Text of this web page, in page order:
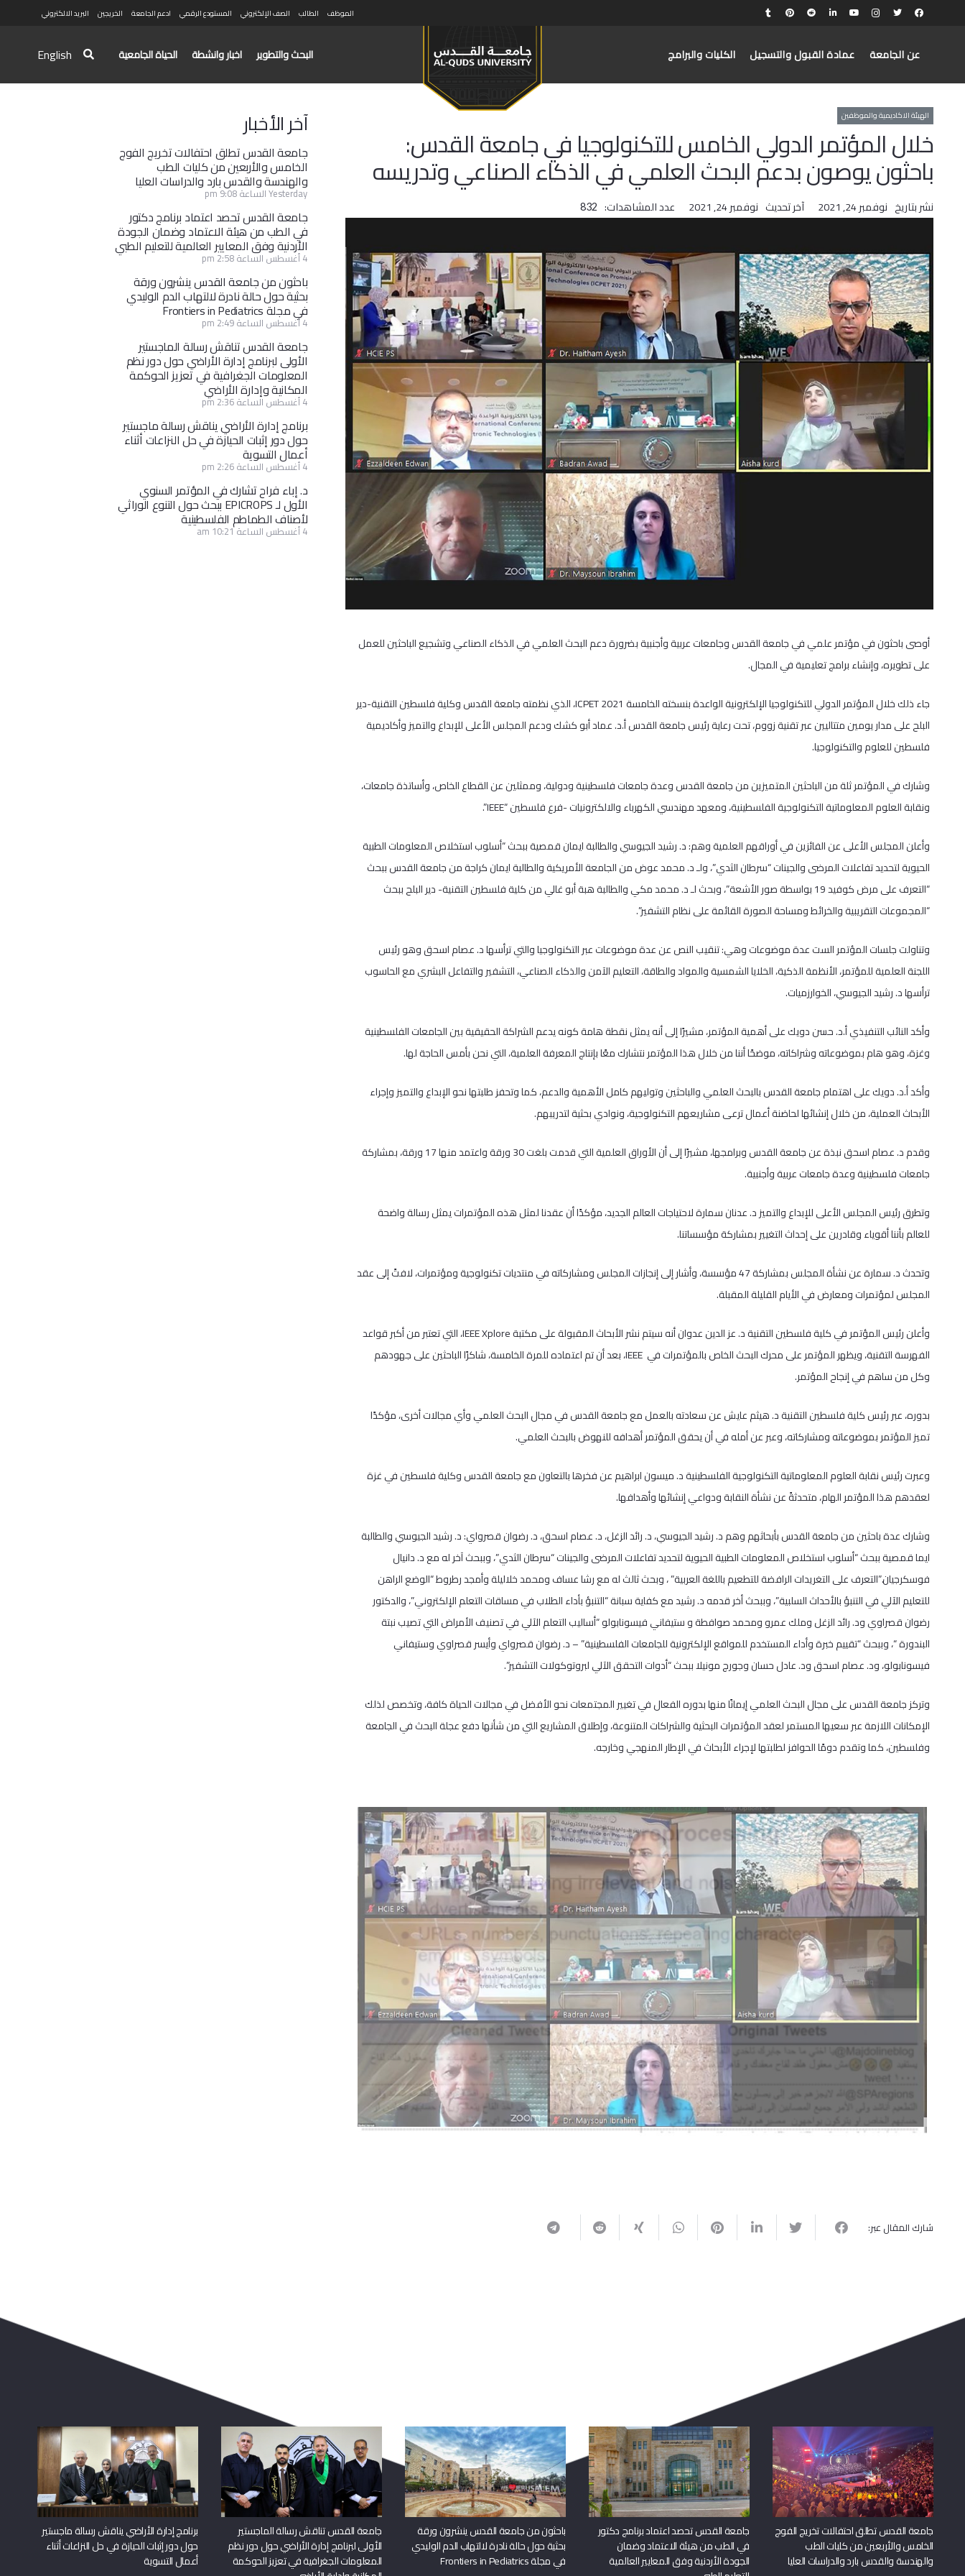
الموظف الطالب الصف الإلكتروني المستودع الرقمي ادعم الجامعة الخريجين البريد الالكتروني
عن الجامعة عمادة القبول والتسجيل الكليات والبرامج البحث والتطوير اخبار وانشطة الحياة الجامعية English
الهيئة الاكاديمية والموظفين
خلال المؤتمر الدولي الخامس للتكنولوجيا في جامعة القدس:
باحثون يوصون بدعم البحث العلمي في الذكاء الصناعي وتدريسه
نشر بتاريخ نوفمبر 24, 2021 آخر تحديث نوفمبر 24, 2021 عدد المشاهدات: 832
أوصى باحثون في مؤتمر علمي في جامعة القدس وجامعات عربية وأجنبية بضرورة دعم البحث العلمي في الذكاء الصناعي وتشجيع الباحثين للعمل
على تطويره، وإنشاء برامج تعليمية في المجال.
جاء ذلك خلال المؤتمر الدولي للتكنولوجيا الإلكترونية الواعدة بنسخته الخامسة ICPET 2021، الذي نظمته جامعة القدس وكلية فلسطين التقنية-دير
البلح على مدار يومين متتاليين عبر تقنية زووم، تحت رعاية رئيس جامعة القدس أ.د. عماد أبو كشك ودعم المجلس الأعلى للإبداع والتميز وأكاديمية
فلسطين للعلوم والتكنولوجيا.
وشارك في المؤتمر ثلة من الباحثين المتميزين من جامعة القدس وعدة جامعات فلسطينية ودولية، وممثلين عن القطاع الخاص، وأساتذة جامعات،
ونقابة العلوم المعلوماتية التكنولوجية الفلسطينية، ومعهد مهندسي الكهرباء والالكترونيات -فرع فلسطين “IEEE”.
وأعلن المجلس الأعلى عن الفائزين في أوراقهم العلمية وهم: د. رشيد الجيوسي والطالبة ايمان قمصية ببحث “أسلوب استخلاص المعلومات الطبية
الحيوية لتحديد تفاعلات المرضى والجينات “سرطان الثدي”، ولـ د. محمد عوض من الجامعة الأمريكية والطالبة ايمان كراجة من جامعة القدس ببحث
“التعرف على مرض كوفيد 19 بواسطة صور الأشعة”، وبحث لـ د. محمد مكي والطالبة هبة أبو غالي من كلية فلسطين التقنية- دير البلح ببحث
“المجموعات التقريبية والخرائط ومساحة الصورة القائمة على نظام التشفير”.
وتناولت جلسات المؤتمر الست عدة موضوعات وهي: تنقيب النص عن عدة موضوعات عبر التكنولوجيا والتي ترأسها د. عصام اسحق وهو رئيس
اللجنة العلمية للمؤتمر، الأنظمة الذكية، الخلايا الشمسية والمواد والطاقة، التعليم الآمن والذكاء الصناعي، التشفير والتفاعل البشري مع الحاسوب
ترأسها د. رشيد الجيوسي، الخوارزميات.
وأكد النائب التنفيذي أ.د. حسن دويك على أهمية المؤتمر، مشيرًا إلى أنه يمثل نقطة هامة كونه يدعم الشراكة الحقيقية بين الجامعات الفلسطينية
وغزة، وهو هام بموضوعاته وشراكاته، موضحًا أننا من خلال هذا المؤتمر نتشارك معًا بإنتاج المعرفة العلمية، التي نحن بأمس الحاجة لها.
وأكد أ.د. دويك على اهتمام جامعة القدس بالبحث العلمي والباحثين وتوليهم كامل الأهمية والدعم، كما وتحفز طلبتها نحو الإبداع والتميز وإجراء
الأبحاث العملية، من خلال إنشائها لحاضنة أعمال ترعى مشاريعهم التكنولوجية، ونوادي بحثية لتدريبهم.
وقدم د. عصام اسحق نبذة عن جامعة القدس وبرامجها، مشيرًا إلى أن الأوراق العلمية التي قدمت بلغت 30 ورقة واعتمد منها 17 ورقة، بمشاركة
جامعات فلسطينية وعدة جامعات عربية وأجنبية.
وتطرق رئيس المجلس الأعلى للإبداع والتميز د. عدنان سمارة لاحتياجات العالم الجديد، مؤكدًا أن عقدنا لمثل هذه المؤتمرات يمثل رسالة واضحة
للعالم بأننا أقوياء وقادرين على إحداث التغيير بمشاركة مؤسساتنا.
وتحدث د. سمارة عن نشأة المجلس بمشاركة 47 مؤسسة، وأشار إلى إنجازات المجلس ومشاركاته في منتديات تكنولوجية ومؤتمرات، لافتً إلى عقد
المجلس لمؤتمرات ومعارض في الأيام القليلة المقبلة.
وأعلن رئيس المؤتمر في كلية فلسطين التقنية د. عز الدين عدوان أنه سيتم نشر الأبحاث المقبولة على مكتبة IEEE Xplore، التي تعتبر من أكبر قواعد
الفهرسة التقنية، ويظهر المؤتمر على محرك البحث الخاص بالمؤتمرات في IEEE، بعد أن تم اعتماده للمرة الخامسة، شاكرًا الباحثين على جهودهم
وكل من ساهم في إنجاح المؤتمر.
بدوره، عبر رئيس كلية فلسطين التقنية د. هيثم عايش عن سعادته بالعمل مع جامعة القدس في مجال البحث العلمي وأي مجالات أخرى، مؤكدًا
تميز المؤتمر بموضوعاته ومشاركاته، وعبر عن أمله في أن يحقق المؤتمر أهدافه للنهوض بالبحث العلمي.
وعبرت رئيس نقابة العلوم المعلوماتية التكنولوجية الفلسطينية د. ميسون ابراهيم عن فخرها بالتعاون مع جامعة القدس وكلية فلسطين في غزة
لعقدهم هذا المؤتمر الهام، متحدثةً عن نشأة النقابة ودواعي إنشائها وأهدافها.
وشارك عدة باحثين من جامعة القدس بأبحاثهم وهم د. رشيد الجيوسي، د. رائد الزغل، د. عصام اسحق، د. رضوان قصرواي: د. رشيد الجيوسي والطالبة
ايما قمصية ببحث “أسلوب استخلاص المعلومات الطبية الحيوية لتحديد تفاعلات المرضى والجينات “سرطان الثدي”، وببحث آخر له مع د. دانيال
فوسكرجيان.”التعرف على التغريدات الرافضة للتطعيم باللغة العربية” ، وبحث ثالث له مع رشا عساف ومحمد خلاليلة وأمجد رطروط “الوضع الراهن
للتعليم الآلي في التنبؤ بالأحداث السلبية”، وببحث أخر قدمه د. رشيد مع كفاية سبانة “التنبؤ بأداء الطلاب في مساقات التعلم الإلكتروني”، والدكتور
رضوان قصراوي ود. رائد الزغل وملك عمرو ومحمد صوافطة و ستيفاني فيسونابولو “أساليب التعلم الآلي في تصنيف الأمراض التي تصيب نبتة
البندورة “، وببحث “تقييم خبرة وأداء المستخدم للمواقع الإلكترونية للجامعات الفلسطينية” – د. رضوان قصرواي وأيسر قصراوي وستيفاني
فيسونابولو، ود. عصام اسحق ود. عادل حسان وجورج مونيلا ببحث “أدوات التحقق الآلي لبروتوكولات التشفير”.
وتركز جامعة القدس على مجال البحث العلمي إيمانًا منها بدوره الفعال في تغيير المجتمعات نحو الأفضل في مجالات الحياة كافة، وتخصص لذلك
الإمكانات اللازمة عبر سعيها المستمر لعقد المؤتمرات البحثية والشراكات المتنوعة، وإطلاق المشاريع التي من شأنها دفع عجلة البحث في الجامعة
وفلسطين، كما وتقدم دومًا الحوافز لطلبتها لإجراء الأبحاث في الإطار المنهجي وخارجه.
شارك المقال عبر:
آخر الأخبار
جامعة القدس تطلق احتفالات تخريج الفوج
الخامس والأربعين من كليات الطب
والهندسة والقدس بارد والدراسات العليا
Yesterday الساعة 9:08 pm
جامعة القدس تحصد اعتماد برنامج دكتور
في الطب من هيئة الاعتماد وضمان الجودة
الأردنية وفق المعايير العالمية للتعليم الطبي
4 أغسطس الساعة 2:58 pm
باحثون من جامعة القدس ينشرون ورقة
بحثية حول حالة نادرة لالتهاب الدم الوليدي
في مجلة Frontiers in Pediatrics
4 أغسطس الساعة 2:49 pm
جامعة القدس تناقش رسالة الماجستير
الأولى لبرنامج إدارة الأراضي حول دور نظم
المعلومات الجغرافية في تعزيز الحوكمة
المكانية وإدارة الأراضي
4 أغسطس الساعة 2:36 pm
برنامج إدارة الأراضي يناقش رسالة ماجستير
حول دور إثبات الحيازة في حل النزاعات أثناء
أعمال التسوية
4 أغسطس الساعة 2:26 pm
د. إباء فراح تشارك في المؤتمر السنوي
الأول لـ EPICROPS ببحث حول التنوع الوراثي
لأصناف الطماطم الفلسطينية
4 أغسطس الساعة 10:21 am
جامعة القدس تطلق احتفالات تخريج الفوج
الخامس والأربعين من كليات الطب
والهندسة والقدس بارد والدراسات العليا
جامعة القدس تحصد اعتماد برنامج دكتور
في الطب من هيئة الاعتماد وضمان
الجودة الأردنية وفق المعايير العالمية
باحثون من جامعة القدس ينشرون ورقة
بحثية حول حالة نادرة لالتهاب الدم الوليدي
في مجلة Frontiers in Pediatrics
جامعة القدس تناقش رسالة الماجستير
الأولى لبرنامج إدارة الأراضي حول دور نظم
المعلومات الجغرافية في تعزيز الحوكمة
برنامج إدارة الأراضي يناقش رسالة ماجستير
حول دور إثبات الحيازة في حل النزاعات أثناء
أعمال التسوية